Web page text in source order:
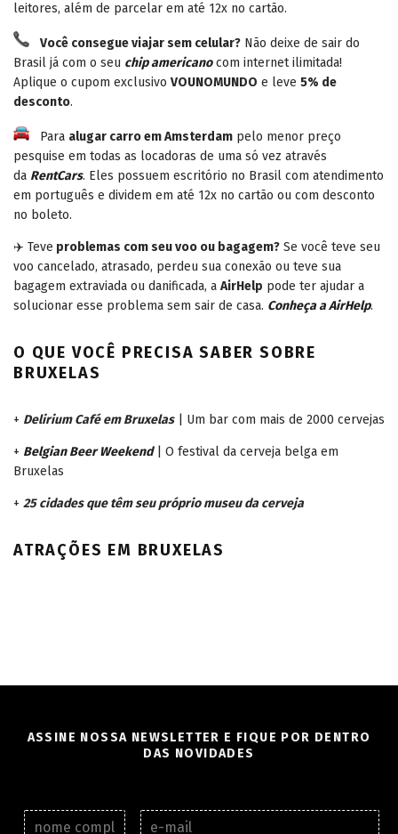
leitores, além de parcelar em até 12x no cartão.
Você consegue viajar sem celular? Não deixe de sair do
Brasil já com o seu chip americanocom internet ilimitada!
Aplique o cupom exclusivo VOUNOMUNDO e leve 5% de
desconto.
Para alugar carro em Amsterdam pelo menor preço
pesquise em todas as locadoras de uma só vez através
da RentCars. Eles possuem escritório no Brasil com atendimento
em português e dividem em até 12x no cartão ou com desconto
no boleto.
✈️ Teve problemas com seu voo ou bagagem? Se você teve seu
voo cancelado, atrasado, perdeu sua conexão ou teve sua
bagagem extraviada ou danificada, a AirHelp pode ter ajudar a
solucionar esse problema sem sair de casa. Conheça a AirHelp.
O QUE VOCÊ PRECISA SABER SOBRE
BRUXELAS
+ Delirium Café em Bruxelas| Um bar com mais de 2000 cervejas
+ Belgian Beer Weekend| O festival da cerveja belga em
Bruxelas
+ 25 cidades que têm seu próprio museu da cerveja
ATRAÇÕES EM BRUXELAS
ASSINE NOSSA NEWSLETTER E FIQUE POR DENTRO
DAS NOVIDADES
N